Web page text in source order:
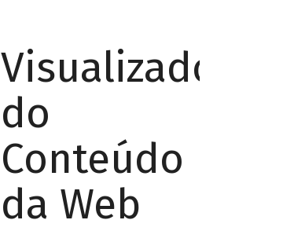
Visualizador
do
Conteúdo
da Web